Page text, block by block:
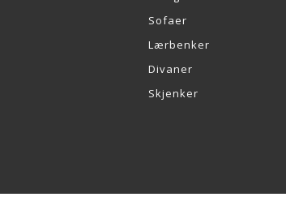
Sofaer
Lærbenker
Divaner
Skjenker